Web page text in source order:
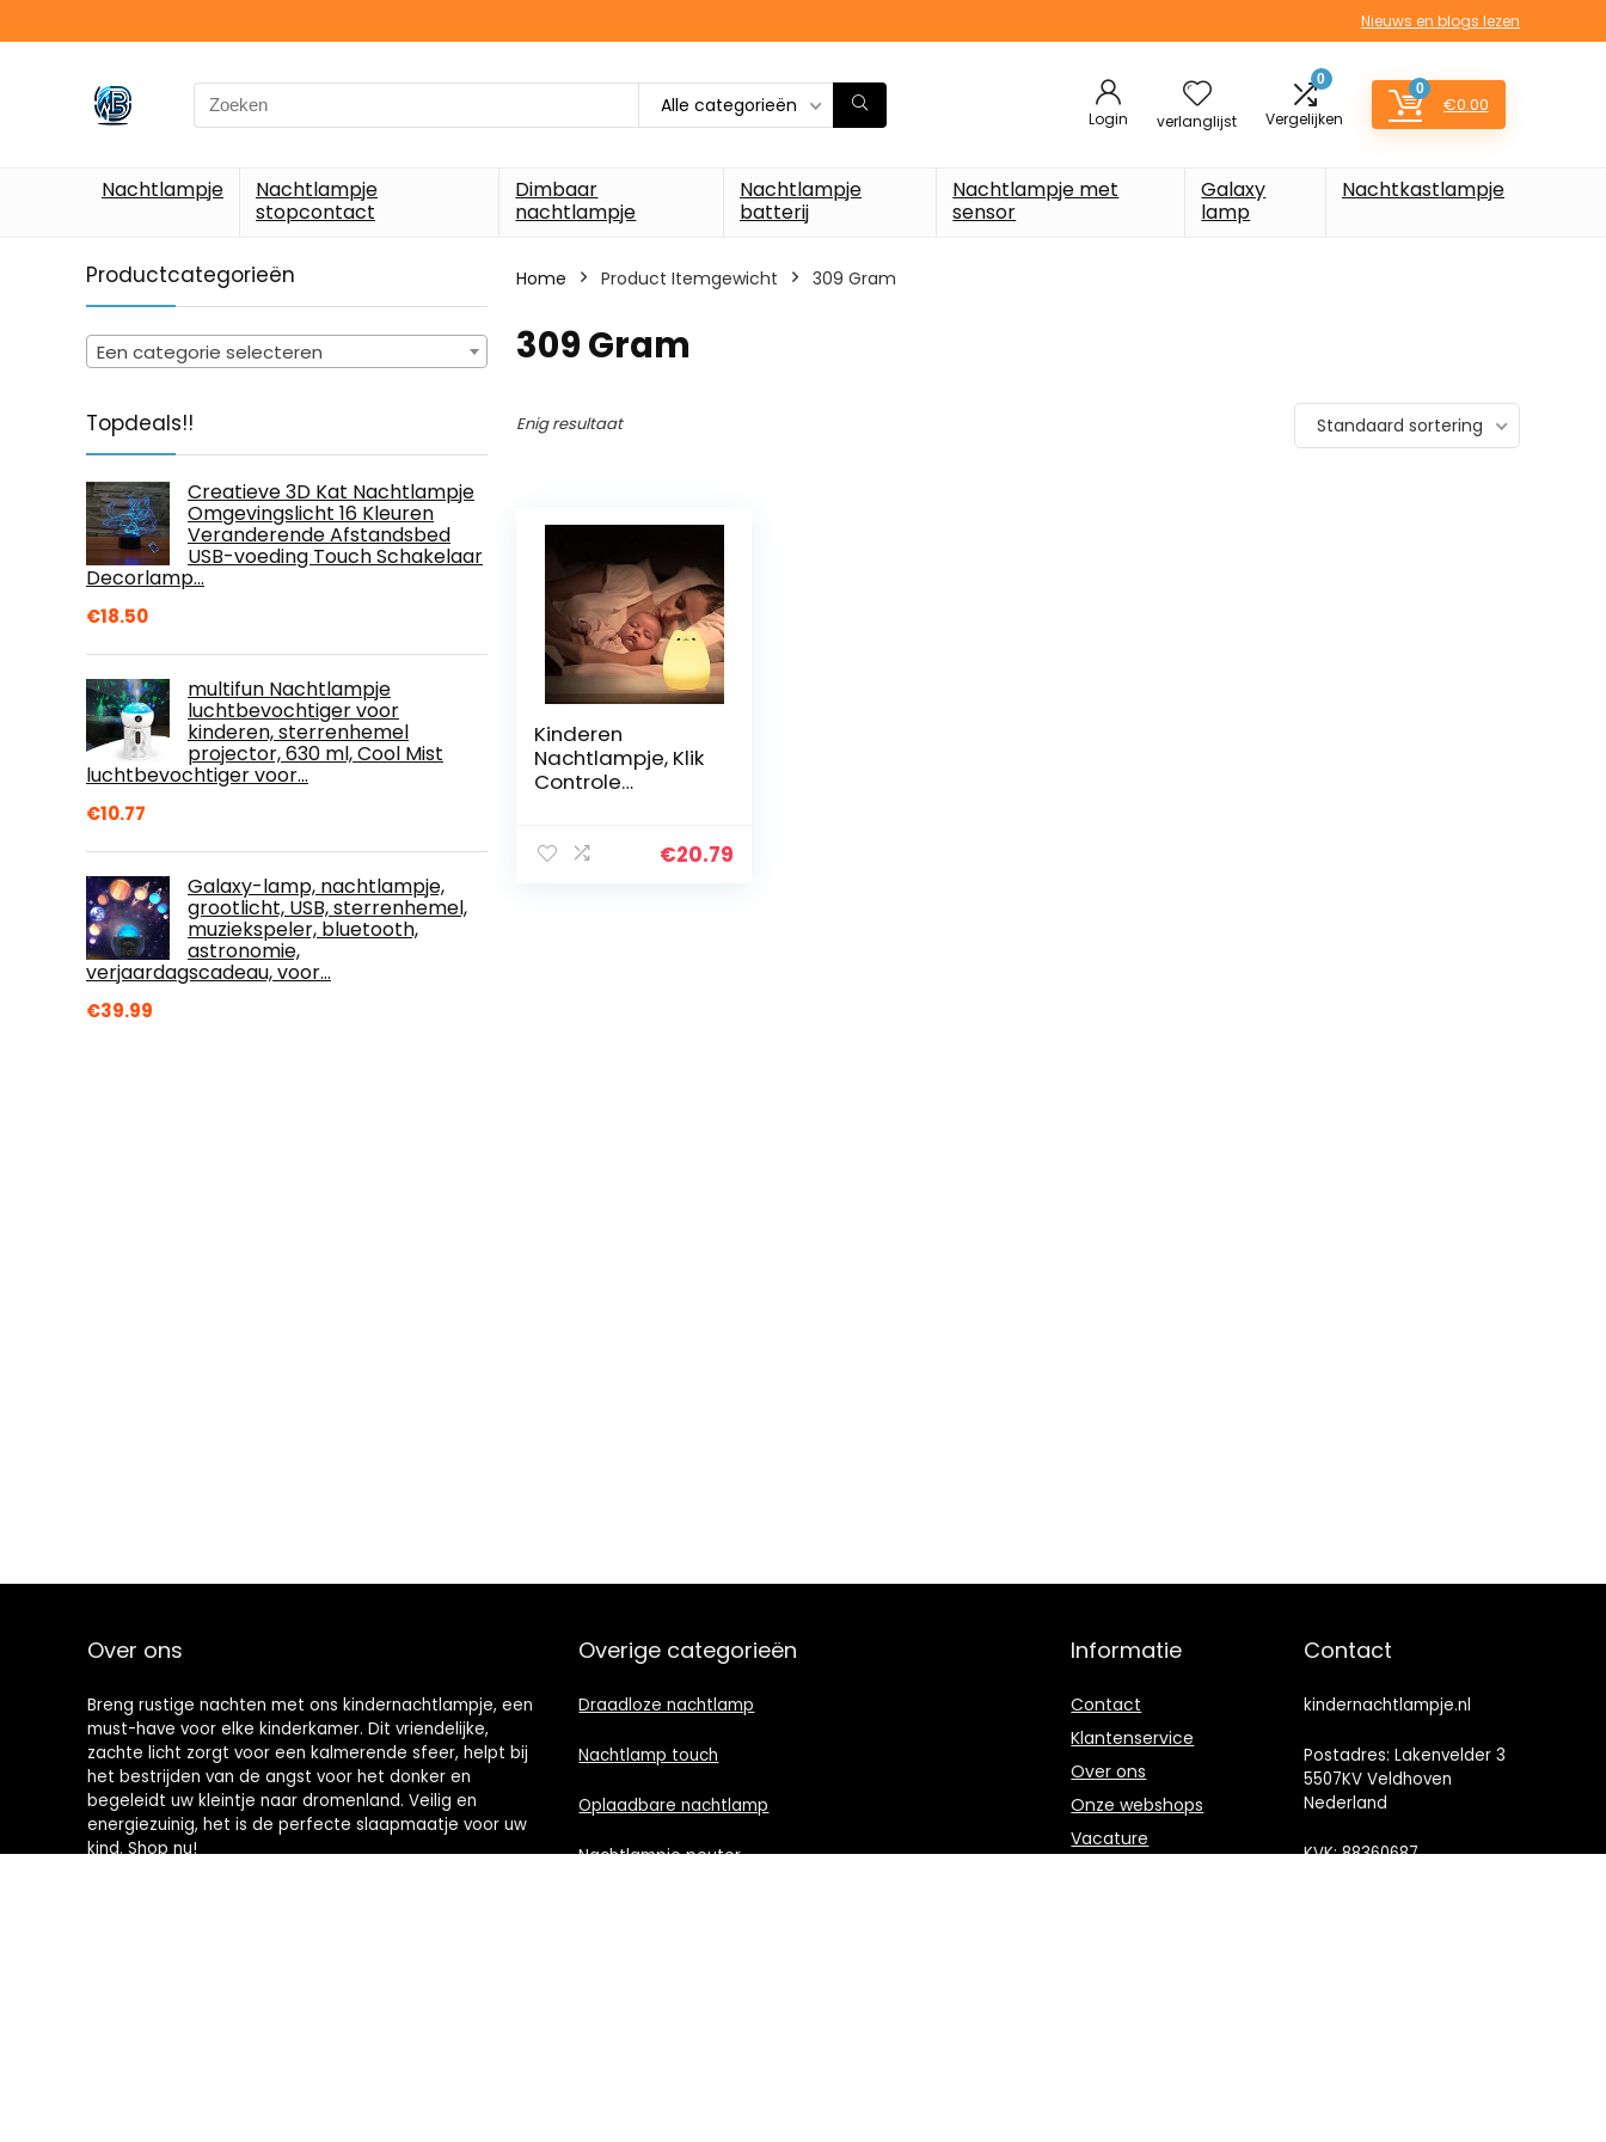
Nieuws en blogs lezen
Search
for:
Alle categorieën
Login verlanglijst
0
Vergelijken
0
€0.00
Nachtlampje
Nachtlampje
stopcontact
Dimbaar
nachtlampje
Nachtlampje
batterij
Nachtlampje met
sensor
Galaxy
lamp
Nachtkastlampje
Productcategorieën
Een categorie selecteren
Topdeals!!
Creatieve 3D Kat Nachtlampje
Omgevingslicht 16 Kleuren
Veranderende Afstandsbed
USB-voeding Touch Schakelaar
Decorlamp…
€18.50
multifun Nachtlampje
luchtbevochtiger voor
kinderen, sterrenhemel
projector, 630 ml, Cool Mist
luchtbevochtiger voor…
€10.77
Galaxy-lamp, nachtlampje,
grootlicht, USB, sterrenhemel,
muziekspeler, bluetooth,
astronomie,
verjaardagscadeau, voor…
€39.99
Home Product Itemgewicht ‎309 Gram
‎309 Gram
Enig resultaat Standaard sortering
Kinderen
Nachtlampje, Klik
Controle
es voor
€20.79
Over ons
Breng rustige nachten met ons kindernachtlampje, een
must-have voor elke kinderkamer. Dit vriendelijke,
zachte licht zorgt voor een kalmerende sfeer, helpt bij
het bestrijden van de angst voor het donker en
begeleidt uw kleintje naar dromenland. Veilig en
energiezuinig, het is de perfecte slaapmaatje voor uw
kind. Shop nu!
Overige categorieën
Draadloze nachtlamp
Nachtlamp touch
Oplaadbare nachtlamp
Nachtlampje peuter
Informatie
Contact
Klantenservice
Over ons
Onze webshops
Vacature
Contact
kindernachtlampje.nl
Postadres: Lakenvelder 3
5507KV Veldhoven
Nederland
KVK: 88360687